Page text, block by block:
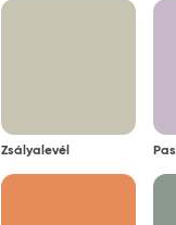
Zsályalevél